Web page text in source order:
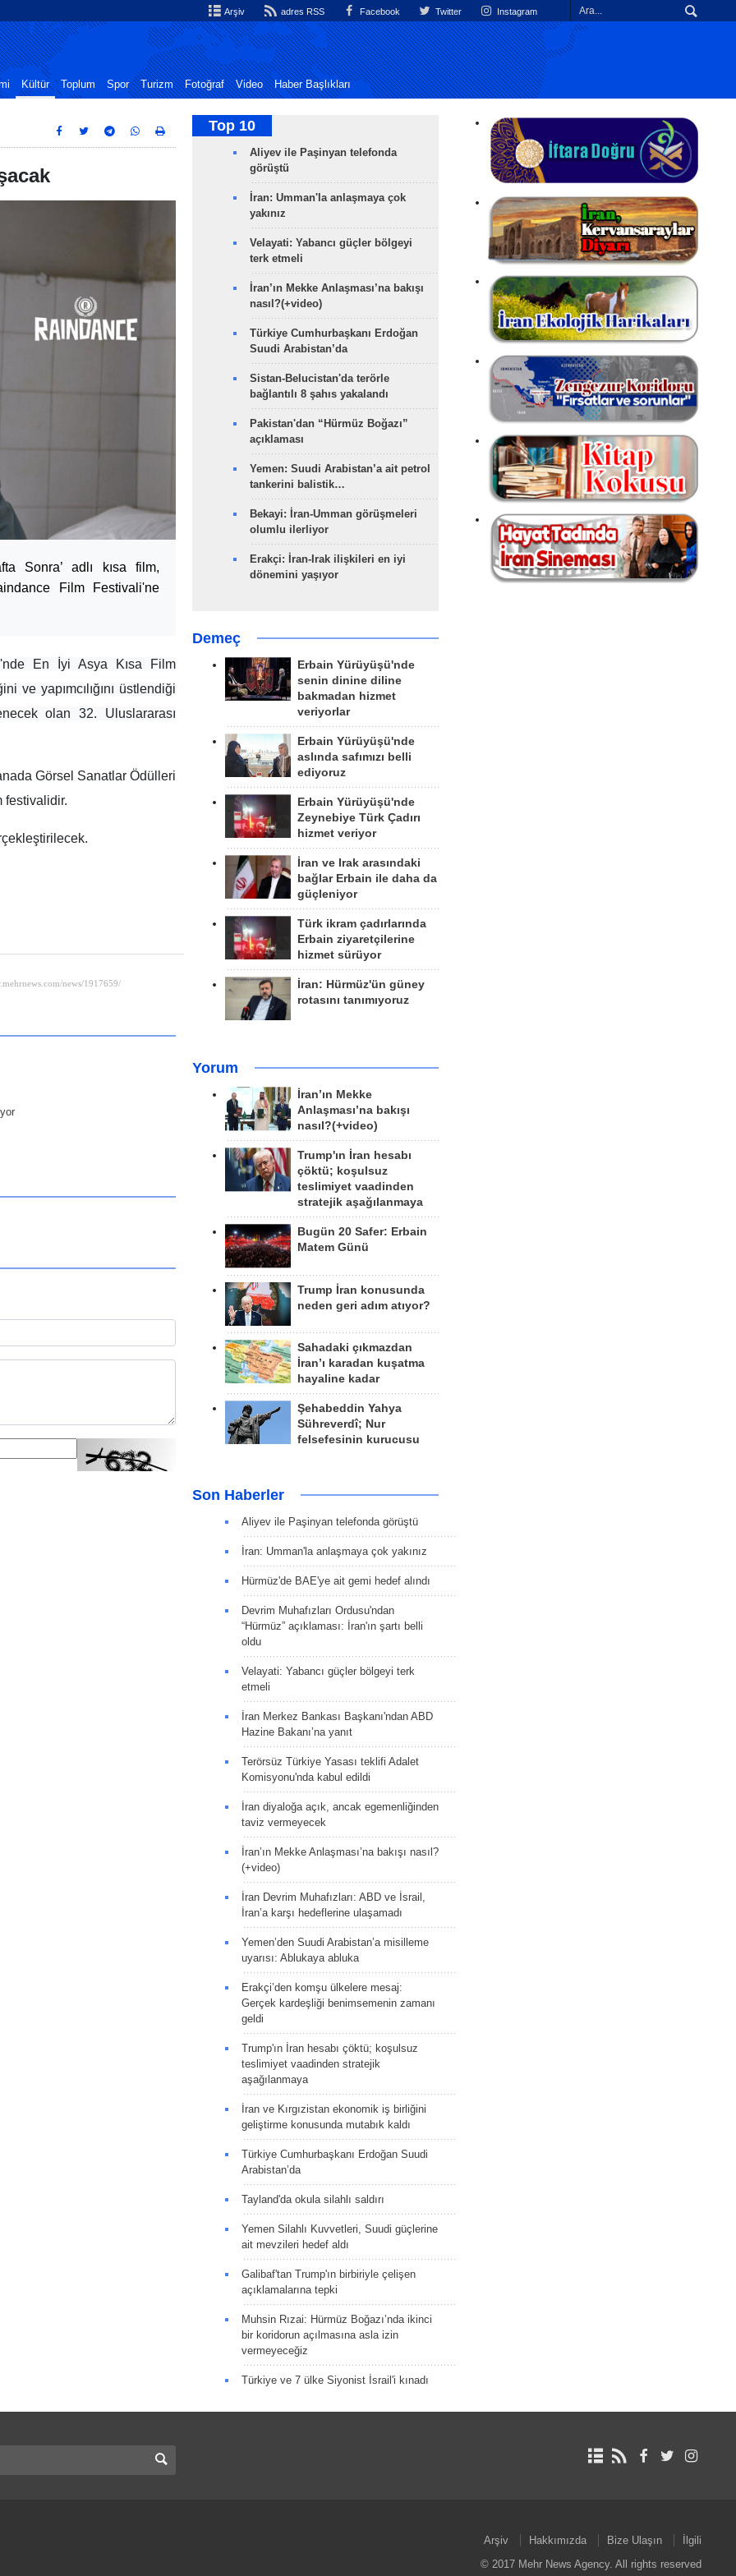
Arşiv adres RSS Facebook Twitter Instagram
Kültür Toplum Spor Turizm Fotoğraf Video Haber Başlıkları
Sonra’ adlı kısa film,
Film Festivali'ne
En İyi Asya Kısa Film
ve yapımcılığını üstlendiği
olan 32. Uluslararası
Görsel Sanatlar Ödülleri
festivalidir.
Top 10
Aliyev ile Paşinyan telefonda
görüştü
İran: Umman'la anlaşmaya çok
yakınız
Velayati: Yabancı güçler bölgeyi
terk etmeli
İran’ın Mekke Anlaşması’na bakışı
nasıl?(+video)
Türkiye Cumhurbaşkanı Erdoğan
Suudi Arabistan’da
Sistan-Belucistan'da terörle
bağlantılı 8 şahıs yakalandı
Pakistan'dan “Hürmüz Boğazı”
açıklaması
Yemen: Suudi Arabistan’a ait petrol
tankerini balistik…
Bekayi: İran-Umman görüşmeleri
olumlu ilerliyor
Erakçi: İran-Irak ilişkileri en iyi
dönemini yaşıyor
Demeç
Erbain Yürüyüşü'nde
senin dinine diline
bakmadan hizmet
veriyorlar
Erbain Yürüyüşü'nde
aslında safımızı belli
ediyoruz
Erbain Yürüyüşü'nde
Zeynebiye Türk Çadırı
hizmet veriyor
İran ve Irak arasındaki
bağlar Erbain ile daha da
güçleniyor
Türk ikram çadırlarında
Erbain ziyaretçilerine
hizmet sürüyor
İran: Hürmüz'ün güney
rotasını tanımıyoruz
Yorum
İran’ın Mekke
Anlaşması’na bakışı
nasıl?(+video)
Trump'ın İran hesabı
çöktü; koşulsuz
teslimiyet vaadinden
stratejik aşağılanmaya
Bugün 20 Safer: Erbain
Matem Günü
Trump İran konusunda
neden geri adım atıyor?
Sahadaki çıkmazdan
İran’ı karadan kuşatma
hayaline kadar
Şehabeddin Yahya
Sühreverdî; Nur
felsefesinin kurucusu
Son Haberler
Aliyev ile Paşinyan telefonda görüştü
İran: Umman'la anlaşmaya çok yakınız
Hürmüz'de BAE'ye ait gemi hedef alındı
Devrim Muhafızları Ordusu'ndan
“Hürmüz” açıklaması: İran'ın şartı belli
oldu
Velayati: Yabancı güçler bölgeyi terk
etmeli
İran Merkez Bankası Başkanı'ndan ABD
Hazine Bakanı’na yanıt
Terörsüz Türkiye Yasası teklifi Adalet
Komisyonu'nda kabul edildi
İran diyaloğa açık, ancak egemenliğinden
taviz vermeyecek
İran’ın Mekke Anlaşması’na bakışı nasıl?
(+video)
İran Devrim Muhafızları: ABD ve İsrail,
İran’a karşı hedeflerine ulaşamadı
Yemen’den Suudi Arabistan’a misilleme
uyarısı: Ablukaya abluka
Erakçi’den komşu ülkelere mesaj:
Gerçek kardeşliği benimsemenin zamanı
geldi
Trump'ın İran hesabı çöktü; koşulsuz
teslimiyet vaadinden stratejik
aşağılanmaya
İran ve Kırgızistan ekonomik iş birliğini
geliştirme konusunda mutabık kaldı
Türkiye Cumhurbaşkanı Erdoğan Suudi
Arabistan’da
Tayland'da okula silahlı saldırı
Yemen Silahlı Kuvvetleri, Suudi güçlerine
ait mevzileri hedef aldı
Galibaf'tan Trump'ın birbiriyle çelişen
açıklamalarına tepki
Muhsin Rızai: Hürmüz Boğazı’nda ikinci
bir koridorun açılmasına asla izin
vermeyeceğiz
Türkiye ve 7 ülke Siyonist İsrail'i kınadı
Arşiv Hakkımızda Bize Ulaşın
İlgili
© 2017 Mehr News Agency. All rights reserved